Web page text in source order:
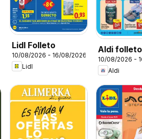
Lidl Folleto
10/08/2026 - 16/08/2026
Lidl
Aldi folleto
Península
10/08/2026 -
Aldi